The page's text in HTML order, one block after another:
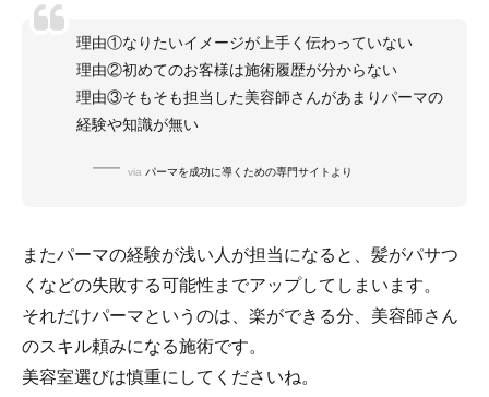
理由①なりたいイメージが上手く伝わっていない
理由②初めてのお客様は施術履歴が分からない
理由③そもそも担当した美容師さんがあまりパーマの
経験や知識が無い
via パーマを成功に導くための専門サイトより
またパーマの経験が浅い人が担当になると、髪がパサつ
くなどの失敗する可能性までアップしてしまいます。
それだけパーマというのは、楽ができる分、美容師さん
のスキル頼みになる施術です。
美容室選びは慎重にしてくださいね。